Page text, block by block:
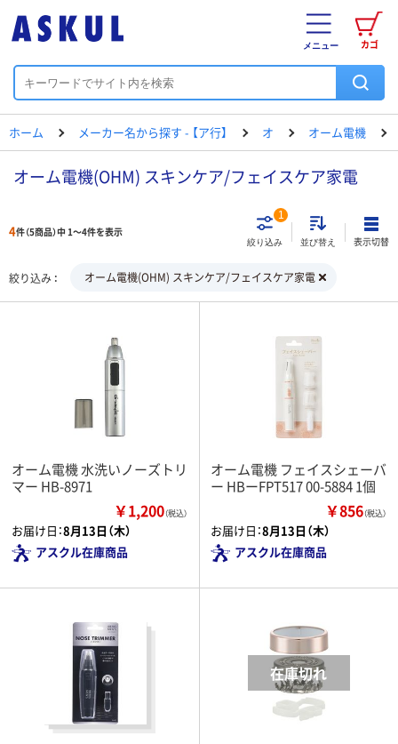
カゴ
メニュー
ホーム メーカー名から探す - 【ア行】 オ オーム電機
オーム電機(OHM) スキンケア/フェイスケア家電
4件（5商品）中 1～4件を表示
絞り込み
1
並び替え 表示切替
絞り込み オーム電機(OHM) スキンケア/フェイスケア家電
オーム電機 水洗いノーズトリ
マー HB-8971
￥1,200（税込）
お届け日：8月13日（木）
アスクル在庫商品
オーム電機 フェイスシェーバ
ー HBーFPT517 00-5884 1個
￥856（税込）
お届け日：8月13日（木）
アスクル在庫商品